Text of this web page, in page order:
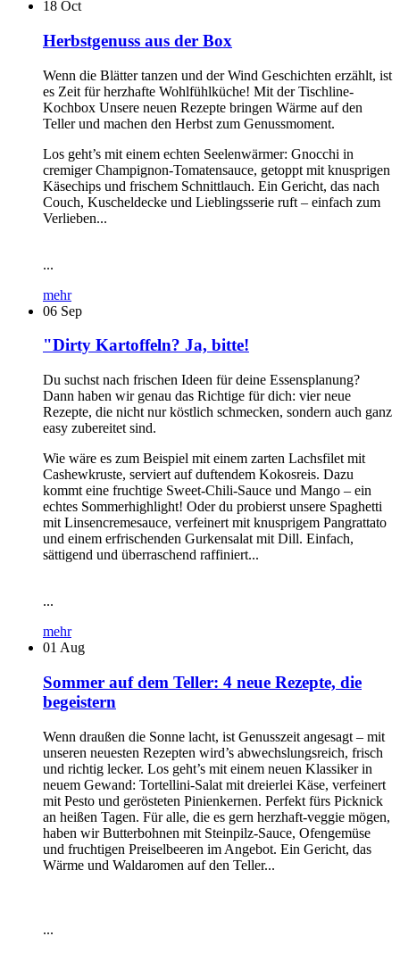
18 Oct
Herbstgenuss aus der Box
Wenn die Blätter tanzen und der Wind Geschichten erzählt, ist
es Zeit für herzhafte Wohlfühlküche! Mit der Tischline-
Kochbox Unsere neuen Rezepte bringen Wärme auf den
Teller und machen den Herbst zum Genussmoment.
Los geht’s mit einem echten Seelenwärmer: Gnocchi in
cremiger Champignon-Tomatensauce, getoppt mit knusprigen
Käsechips und frischem Schnittlauch. Ein Gericht, das nach
Couch, Kuscheldecke und Lieblingsserie ruft – einfach zum
Verlieben...
...
mehr
06 Sep
"Dirty Kartoffeln? Ja, bitte!
Du suchst nach frischen Ideen für deine Essensplanung?
Dann haben wir genau das Richtige für dich: vier neue
Rezepte, die nicht nur köstlich schmecken, sondern auch ganz
easy zubereitet sind.
Wie wäre es zum Beispiel mit einem zarten Lachsfilet mit
Cashewkruste, serviert auf duftendem Kokosreis. Dazu
kommt eine fruchtige Sweet-Chili-Sauce und Mango – ein
echtes Sommerhighlight! Oder du probierst unsere Spaghetti
mit Linsencremesauce, verfeinert mit knusprigem Pangrattato
und einem erfrischenden Gurkensalat mit Dill. Einfach,
sättigend und überraschend raffiniert...
...
mehr
01 Aug
Sommer auf dem Teller: 4 neue Rezepte, die
begeistern
Wenn draußen die Sonne lacht, ist Genusszeit angesagt – mit
unseren neuesten Rezepten wird’s abwechslungsreich, frisch
und richtig lecker. Los geht’s mit einem neuen Klassiker in
neuem Gewand: Tortellini-Salat mit dreierlei Käse, verfeinert
mit Pesto und gerösteten Pinienkernen. Perfekt fürs Picknick
an heißen Tagen. Für alle, die es gern herzhaft-veggie mögen,
haben wir Butterbohnen mit Steinpilz-Sauce, Ofengemüse
und fruchtigen Preiselbeeren im Angebot. Ein Gericht, das
Wärme und Waldaromen auf den Teller...
...